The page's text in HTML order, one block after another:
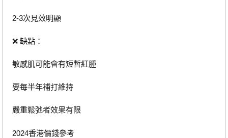
2-3次見效明顯
❌ 缺點：
敏感肌可能會有短暫紅腫
要每半年補打維持
嚴重鬆弛者效果有限
2024香港價錢參考